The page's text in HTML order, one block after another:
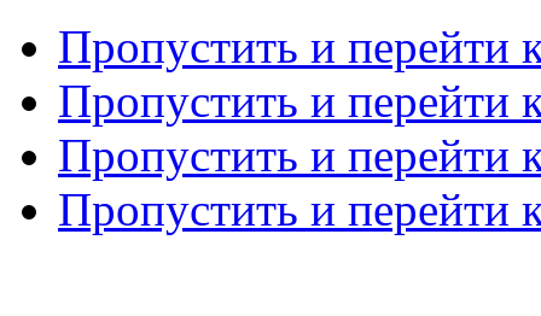
Пропустить и перейти
Пропустить и перейти
Пропустить и перейти
Пропустить и перейти